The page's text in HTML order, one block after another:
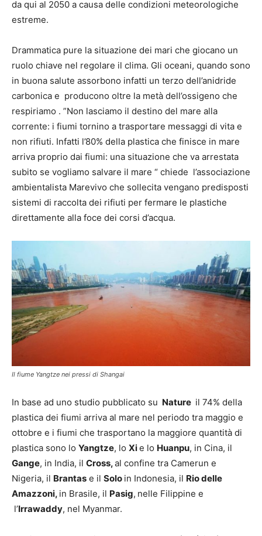
da qui al 2050 a causa delle condizioni meteorologiche
estreme.
Drammatica pure la situazione dei mari che giocano un
ruolo chiave nel regolare il clima. Gli oceani, quando sono
in buona salute assorbono infatti un terzo dell’anidride
carbonica e producono oltre la metà dell’ossigeno che
respiriamo . ”Non lasciamo il destino del mare alla
corrente: i fiumi tornino a trasportare messaggi di vita e
non rifiuti. Infatti l’80% della plastica che finisce in mare
arriva proprio dai fiumi: una situazione che va arrestata
subito se vogliamo salvare il mare “ chiede l’associazione
ambientalista Marevivo che sollecita vengano predisposti
sistemi di raccolta dei rifiuti per fermare le plastiche
direttamente alla foce dei corsi d’acqua.
Il fiume Yangtze nei pressi di Shangai
In base ad uno studio pubblicato su Nature il 74% della
plastica dei fiumi arriva al mare nel periodo tra maggio e
ottobre e i fiumi che trasportano la maggiore quantità di
plastica sono lo Yangtze, lo Xie lo Huanpu, in Cina, il
Gange, in India, il Cross,al confine tra Camerun e
Nigeria, il Brantas e il Solo in Indonesia, il Rio delle
Amazzoni, in Brasile, il Pasig, nelle Filippine e
l’Irrawaddy, nel Myanmar.